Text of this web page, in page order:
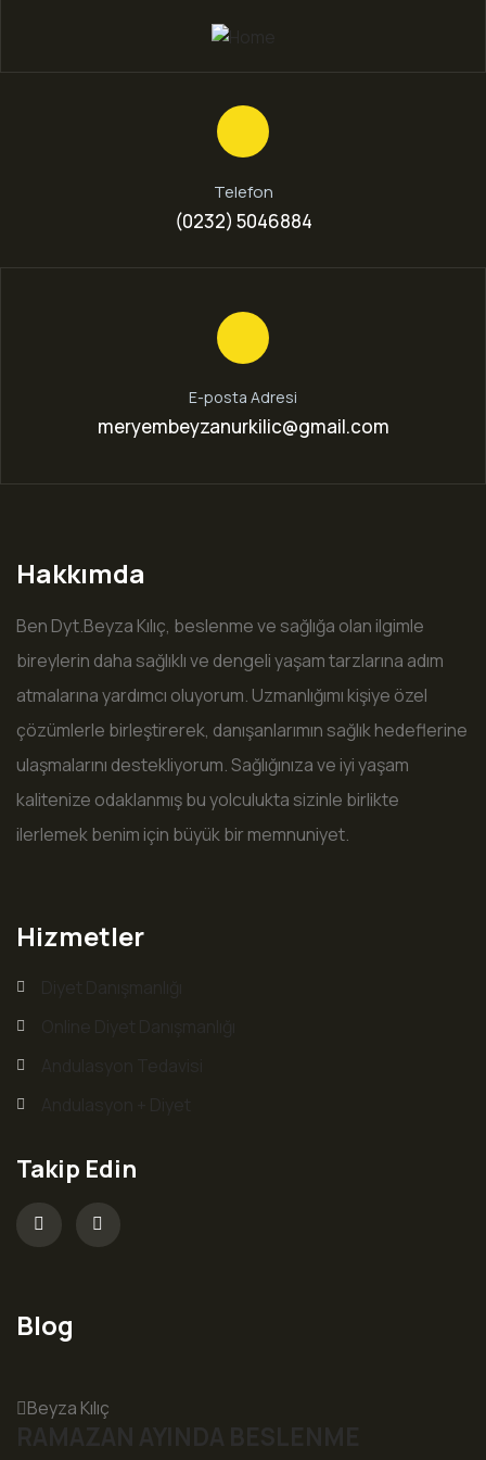
Telefon
(0232) 5046884
E-posta Adresi
meryembeyzanurkilic@gmail.com
Hakkımda
Ben Dyt.Beyza Kılıç, beslenme ve sağlığa olan ilgimle
bireylerin daha sağlıklı ve dengeli yaşam tarzlarına adım
atmalarına yardımcı oluyorum. Uzmanlığımı kişiye özel
çözümlerle birleştirerek, danışanlarımın sağlık hedeflerine
ulaşmalarını destekliyorum. Sağlığınıza ve iyi yaşam
kalitenize odaklanmış bu yolculukta sizinle birlikte
ilerlemek benim için büyük bir memnuniyet.
Hizmetler
Takip Edin
Blog
Beyza Kılıç